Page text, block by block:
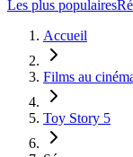
Les plus populaires
Accueil
Films au
Toy Story 5